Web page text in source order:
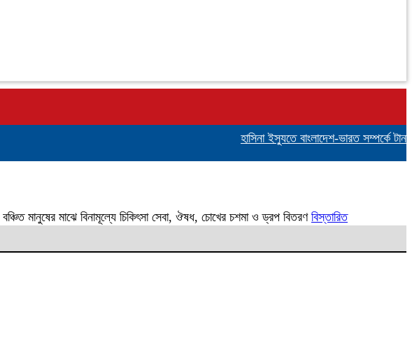
হাসিনা ইস্যুতে বাংলাদেশ-ভারত সম্পর্কে
মানুষের মাঝে বিনামূল্যে চিকিৎসা সেবা, ঔষধ, চোখের চশমা ও ড্রপ বিতরণ বিস্তারিত